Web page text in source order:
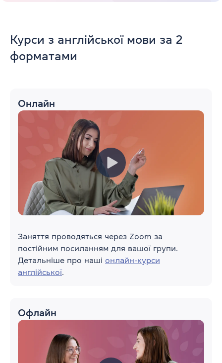
Курси з англійської мови за 2
форматами
Онлайн
Заняття проводяться через Zoom за
постійним посиланням для вашої групи.
Детальніше про наші онлайн-курси
англійської.
Офлайн